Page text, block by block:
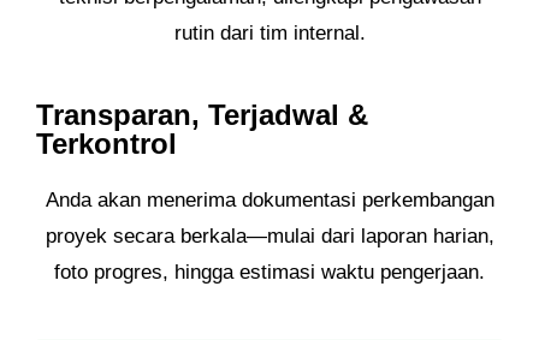
rutin dari tim internal.
Transparan, Terjadwal &
Terkontrol
Anda akan menerima dokumentasi perkembangan
proyek secara berkala—mulai dari laporan harian,
foto progres, hingga estimasi waktu pengerjaan.